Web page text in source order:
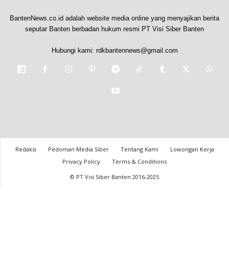
BantenNews.co.id adalah website media online yang menyajikan berita
seputar Banten berbadan hukum resmi PT Visi Siber Banten
Hubungi kami: rdkbantennews@gmail.com
Redaksi Pedoman Media Siber Tentang Kami
Lowongan Kerja
Privacy Policy
Terms & Conditions
© PT Visi Siber Banten 2016-2025